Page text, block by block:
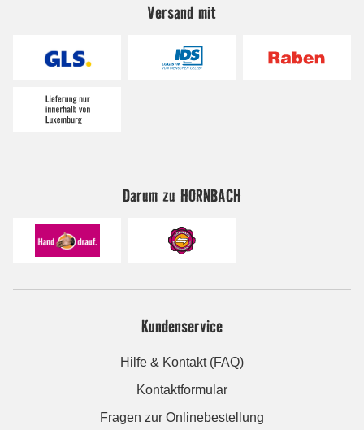
Versand mit
Darum zu HORNBACH
Kundenservice
Hilfe & Kontakt (FAQ)
Kontaktformular
Fragen zur Onlinebestellung